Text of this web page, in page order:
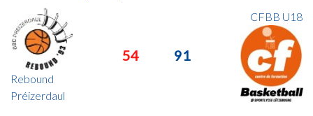
Rebound
Préizerdaul
54 91
CFBB U18